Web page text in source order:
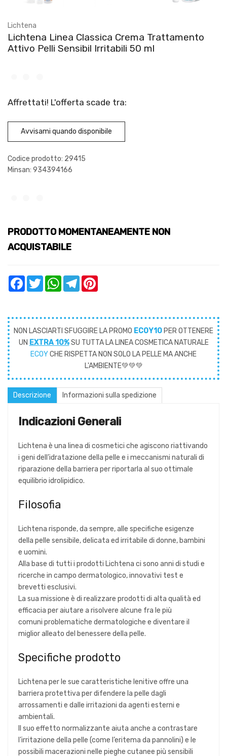
Lichtena
Lichtena Linea Classica Crema Trattamento
Attivo Pelli Sensibil Irritabili 50 ml
Affrettati! L'offerta scade tra:
Avvisami quando disponibile
Codice prodotto: 29415
Minsan: 934394166
PRODOTTO MOMENTANEAMENTE NON
ACQUISTABILE
FacebookTwitterWhatsAppTelegram
NON LASCIARTI SFUGGIRE LA PROMO ECOY10 PER OTTENERE
UN EXTRA 10%SU TUTTA LA LINEA COSMETICA NATURALE
ECOYCHE RISPETTA NON SOLO LA PELLE MA ANCHE
L'AMBIENTE💚💚💚
Descrizione Informazioni sulla spedizione
Indicazioni Generali
Lichtena è una linea di cosmetici che agiscono riattivando
i geni dell’idratazione della pelle e i meccanismi naturali di
riparazione della barriera per riportarla al suo ottimale
equilibrio idrolipidico.
Filosofia
Lichtena risponde, da sempre, alle specifiche esigenze
della pelle sensibile, delicata ed irritabile di donne, bambini
e uomini.
Alla base di tutti i prodotti Lichtena ci sono anni di studi e
ricerche in campo dermatologico, innovativi test e
brevetti esclusivi.
La sua missione è di realizzare prodotti di alta qualità ed
efficacia per aiutare a risolvere alcune fra le più
comuni problematiche dermatologiche e diventare il
miglior alleato del benessere della pelle.
Specifiche prodotto
Lichtena per le sue caratteristiche lenitive offre una
barriera protettiva per difendere la pelle dagli
arrossamenti e dalle irritazioni da agenti esterni e
ambientali.
Il suo effetto normalizzante aiuta anche a contrastare
l’irritazione della pelle (come l’eritema da pannolini) e le
possibili macerazioni nelle pieghe cutanee più sensibili